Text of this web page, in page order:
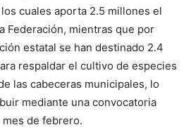
cuales aporta 2.5 millones el
Federación, mientras que por
estatal se han destinado 2.4
respaldar el cultivo de especies
las cabeceras municipales, lo
mediante una convocatoria
de febrero.